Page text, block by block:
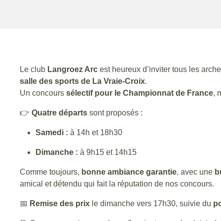
Le club Langroez Arc est heureux d’inviter tous les
salle des sports de La Vraie-Croix.
Un concours sélectif pour le Championnat de France,
👉 Quatre départs sont proposés :
Samedi : à 14h et 18h30
Dimanche : à 9h15 et 14h15
Comme toujours, bonne ambiance garantie, avec une
amical et détendu qui fait la réputation de nos concours.
📅 Remise des prix le dimanche vers 17h30, suivie du